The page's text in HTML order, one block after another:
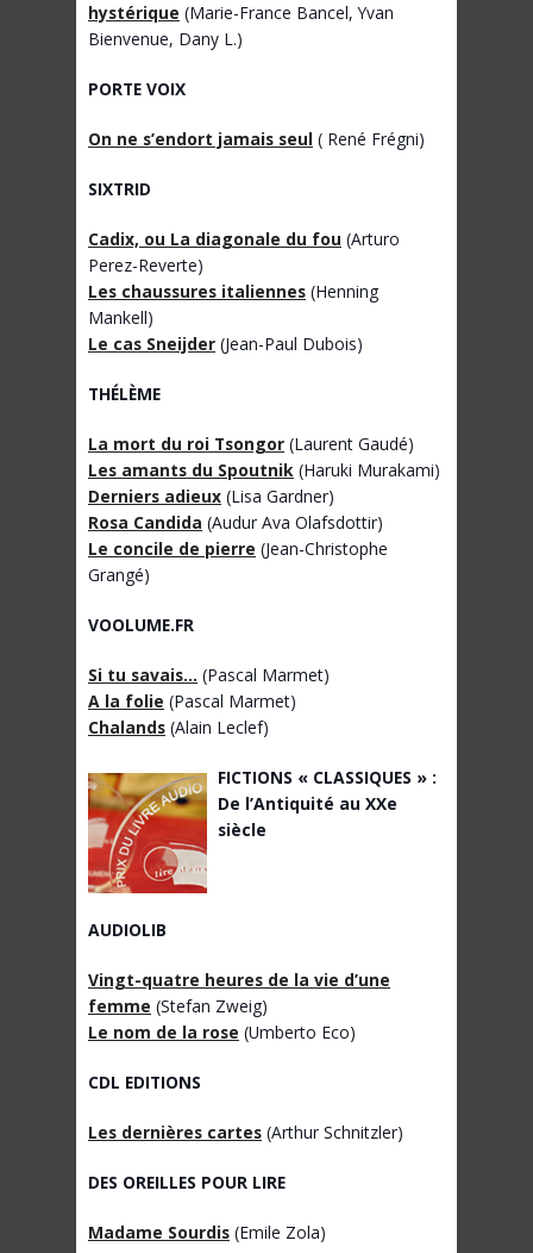
hystérique (Marie-France Bancel, Yvan
Bienvenue, Dany L.)
PORTE VOIX
On ne s’endort jamais seul ( René Frégni)
SIXTRID
Cadix, ou La diagonale du fou (Arturo
Perez-Reverte)
Les chaussures italiennes (Henning
Mankell)
Le cas Sneijder (Jean-Paul Dubois)
THÉLÈME
La mort du roi Tsongor (Laurent Gaudé)
Les amants du Spoutnik (Haruki Murakami)
Derniers adieux (Lisa Gardner)
Rosa Candida (Audur Ava Olafsdottir)
Le concile de pierre (Jean-Christophe
Grangé)
VOOLUME.FR
Si tu savais… (Pascal Marmet)
A la folie (Pascal Marmet)
Chalands (Alain Leclef)
FICTIONS « CLASSIQUES » :
De l’Antiquité au XXe
siècle
AUDIOLIB
Vingt-quatre heures de la vie d’une
femme (Stefan Zweig)
Le nom de la rose (Umberto Eco)
CDL EDITIONS
Les dernières cartes (Arthur Schnitzler)
DES OREILLES POUR LIRE
Madame Sourdis (Emile Zola)